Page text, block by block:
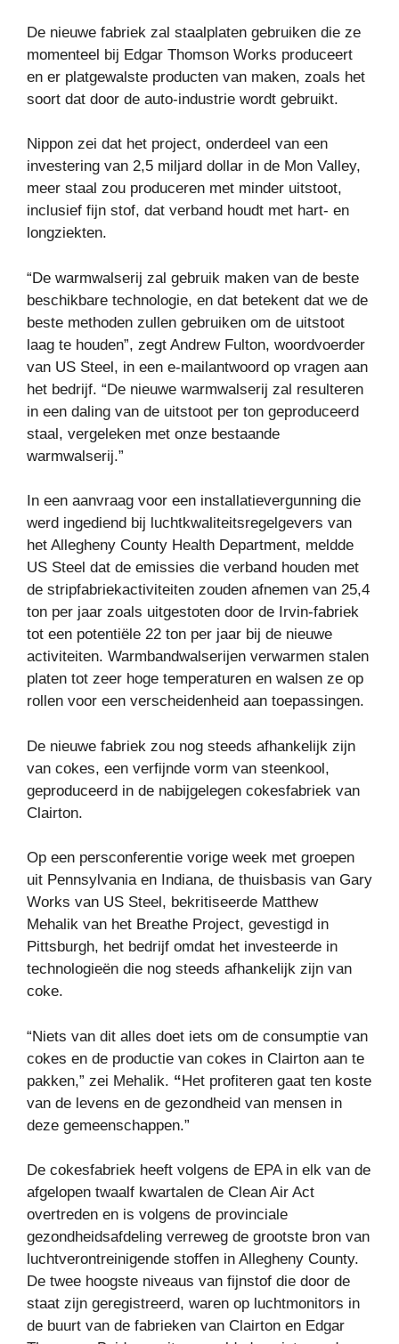
De nieuwe fabriek zal staalplaten gebruiken die ze
momenteel bij Edgar Thomson Works produceert
en er platgewalste producten van maken, zoals het
soort dat door de auto-industrie wordt gebruikt.
Nippon zei dat het project, onderdeel van een
investering van 2,5 miljard dollar in de Mon Valley,
meer staal zou produceren met minder uitstoot,
inclusief fijn stof, dat verband houdt met hart- en
longziekten.
“De warmwalserij zal gebruik maken van de beste
beschikbare technologie, en dat betekent dat we de
beste methoden zullen gebruiken om de uitstoot
laag te houden”, zegt Andrew Fulton, woordvoerder
van US Steel, in een e-mailantwoord op vragen aan
het bedrijf. “De nieuwe warmwalserij zal resulteren
in een daling van de uitstoot per ton geproduceerd
staal, vergeleken met onze bestaande
warmwalserij.”
In een aanvraag voor een installatievergunning die
werd ingediend bij luchtkwaliteitsregelgevers van
het Allegheny County Health Department, meldde
US Steel dat de emissies die verband houden met
de stripfabriekactiviteiten zouden afnemen van 25,4
ton per jaar zoals uitgestoten door de Irvin-fabriek
tot een potentiële 22 ton per jaar bij de nieuwe
activiteiten. Warmbandwalserijen verwarmen stalen
platen tot zeer hoge temperaturen en walsen ze op
rollen voor een verscheidenheid aan toepassingen.
De nieuwe fabriek zou nog steeds afhankelijk zijn
van cokes, een verfijnde vorm van steenkool,
geproduceerd in de nabijgelegen cokesfabriek van
Clairton.
Op een persconferentie vorige week met groepen
uit Pennsylvania en Indiana, de thuisbasis van Gary
Works van US Steel, bekritiseerde Matthew
Mehalik van het Breathe Project, gevestigd in
Pittsburgh, het bedrijf omdat het investeerde in
technologieën die nog steeds afhankelijk zijn van
coke.
“Niets van dit alles doet iets om de consumptie van
cokes en de productie van cokes in Clairton aan te
pakken,” zei Mehalik. “Het profiteren gaat ten koste
van de levens en de gezondheid van mensen in
deze gemeenschappen.”
De cokesfabriek heeft volgens de EPA in elk van de
afgelopen twaalf kwartalen de Clean Air Act
overtreden en is volgens de provinciale
gezondheidsafdeling verreweg de grootste bron van
luchtverontreinigende stoffen in Allegheny County.
De twee hoogste niveaus van fijnstof die door de
staat zijn geregistreerd, waren op luchtmonitors in
de buurt van de fabrieken van Clairton en Edgar